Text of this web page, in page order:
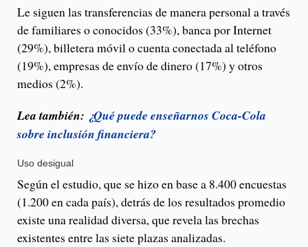
Le siguen las transferencias de manera personal a través
de familiares o conocidos (33%), banca por Internet
(29%), billetera móvil o cuenta conectada al teléfono
(19%), empresas de envío de dinero (17%) y otros
medios (2%).
Lea también: ¿Qué puede enseñarnos Coca-Cola
sobre inclusión financiera?
Uso desigual
Según el estudio, que se hizo en base a 8.400 encuestas
(1.200 en cada país), detrás de los resultados promedio
existe una realidad diversa, que revela las brechas
existentes entre las siete plazas analizadas.